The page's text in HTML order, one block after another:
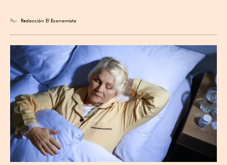
Por Redacción El Economista